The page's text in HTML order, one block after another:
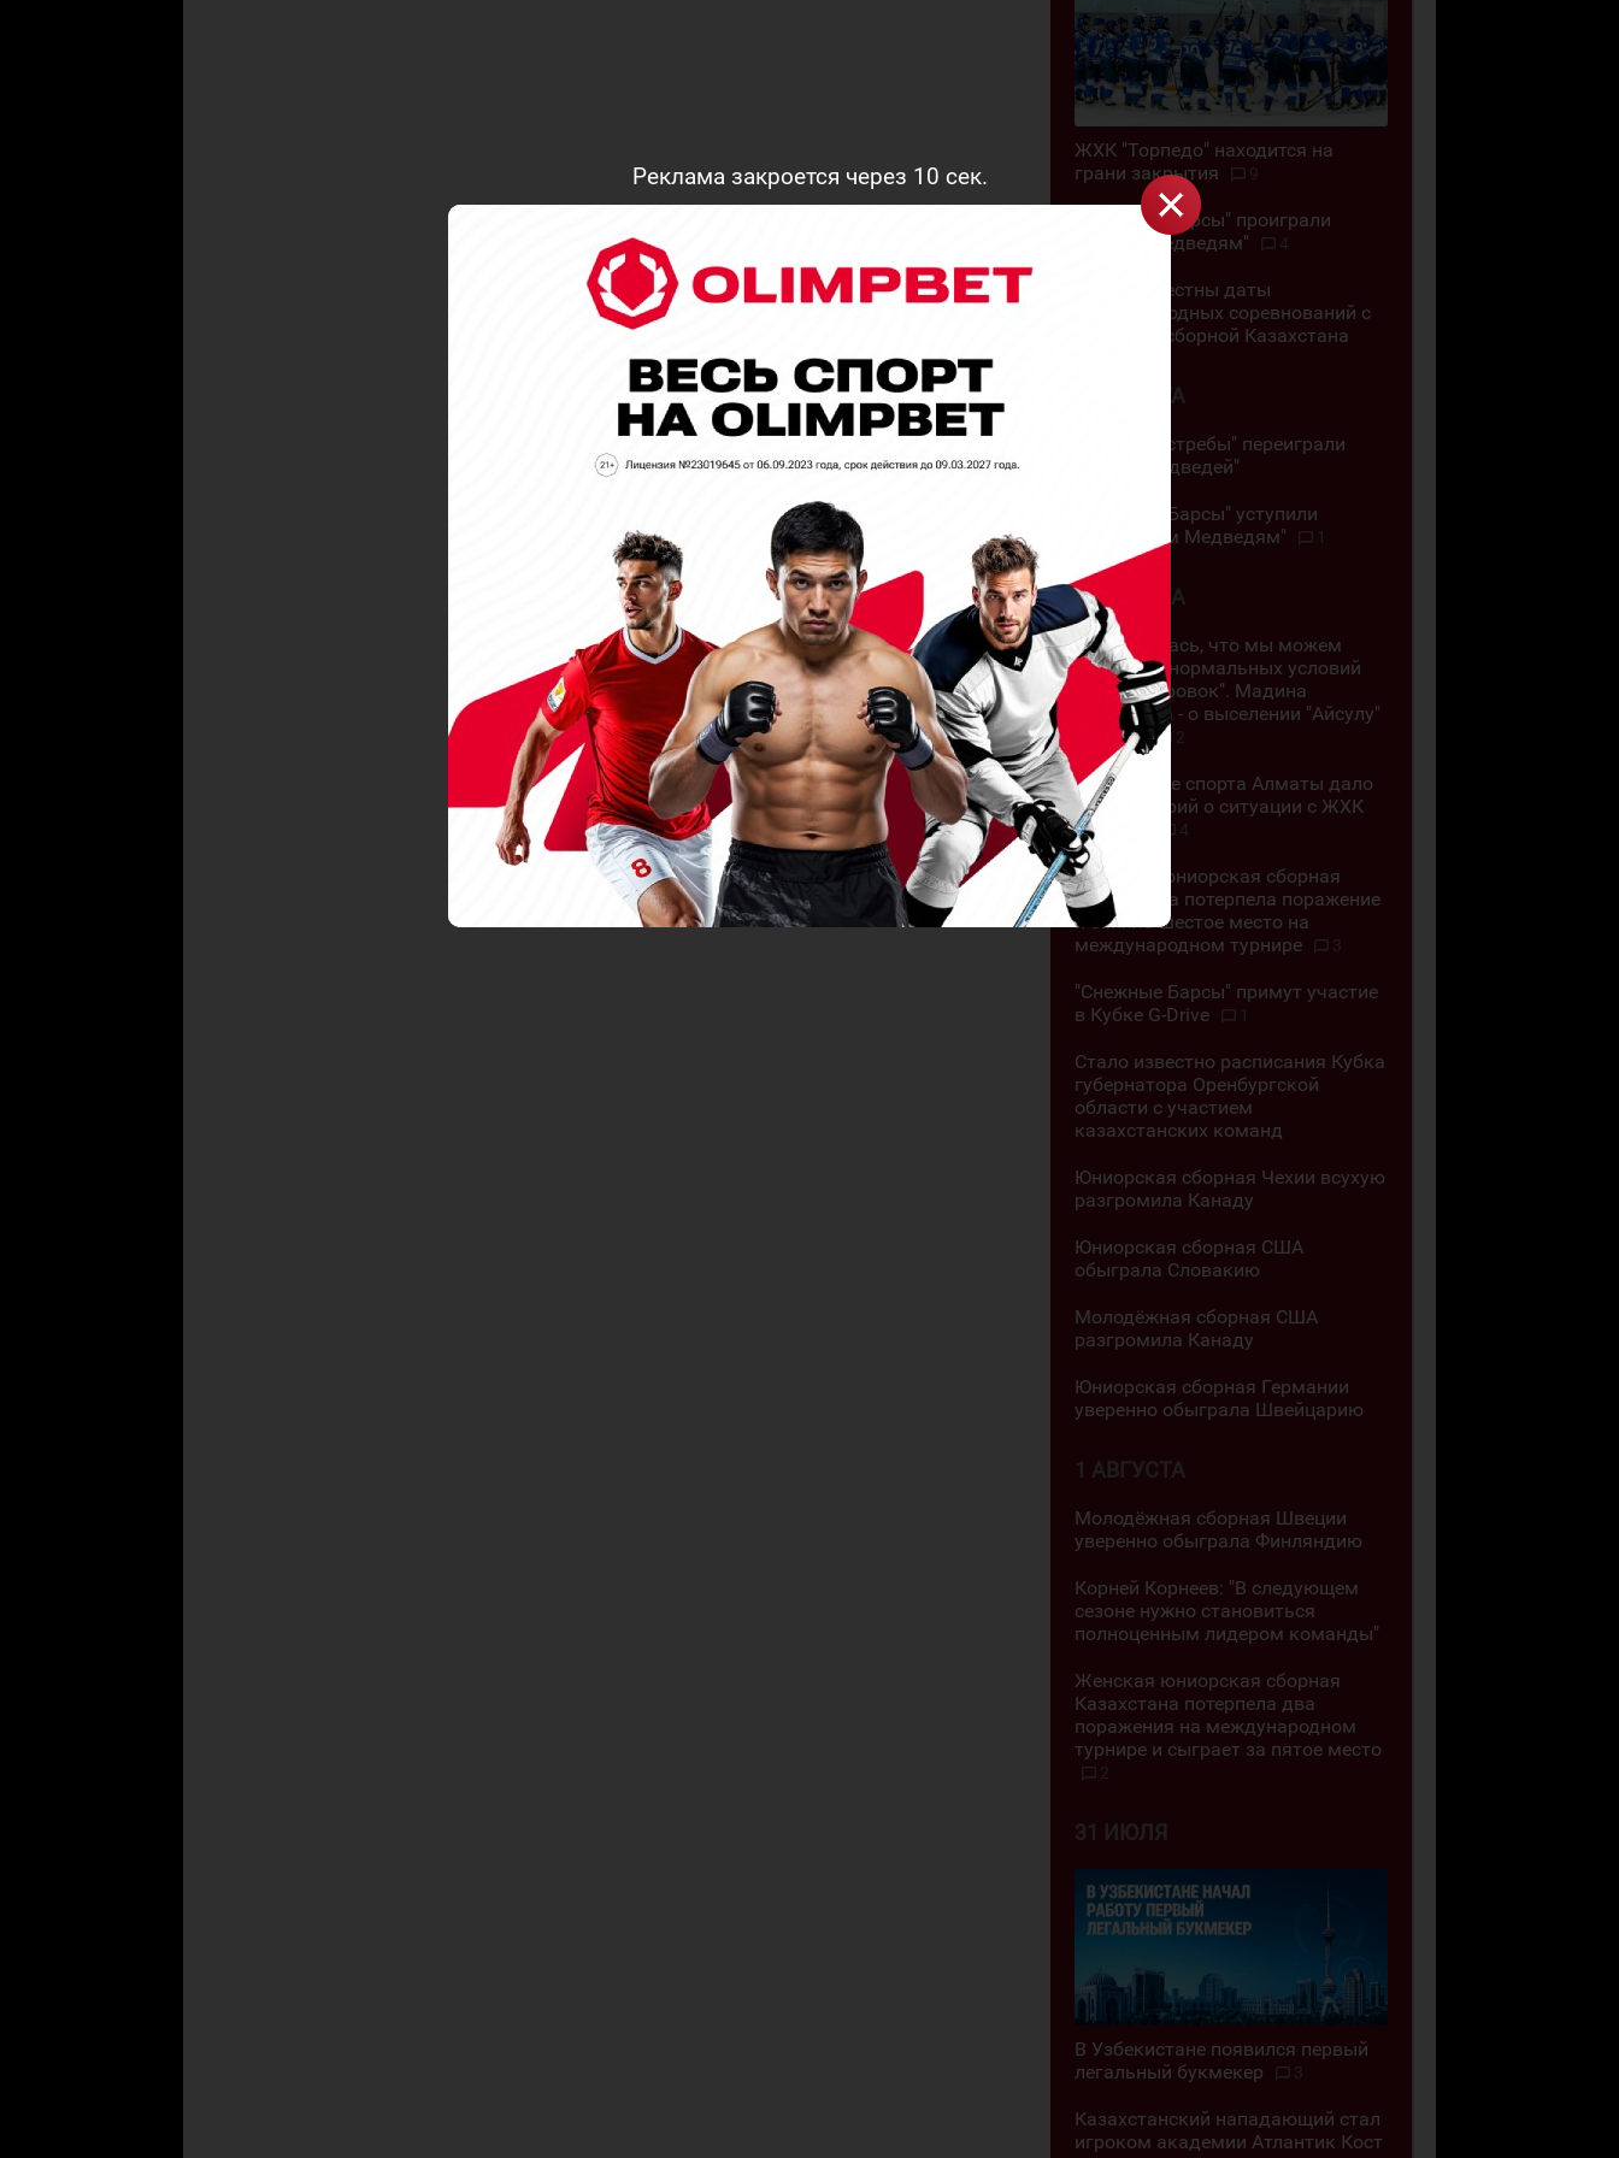
Реклама закроется через9сек.
ЖХК "Торпедо" находится на
грани закрытия
9
"Снежные Барсы" проиграли
"Белым Медведям"
4
Стали известны даты
международных соревнований с
участием сборной Казахстана
3 АВГУСТА
"Омские Ястребы" переиграли
"Белых Медведей"
"Снежные Барсы" уступили
"Кузнецким Медведям"
1
2 АВГУСТА
"Я испугалась, что мы можем
лишиться нормальных условий
для тренировок". Мадина
Турсынова - о выселении "Айсулу"
с арены
2
Управление спорта Алматы дало
комментарий о ситуации с ЖХК
"Айсулу"
4
Женская юниорская сборная
Казахстана потерпела поражение
и заняла шестое место на
международном турнире
3
"Снежные Барсы" примут участие
в Кубке G-Drive
1
Стало известно расписания Кубка
губернатора Оренбургской
области с участием
казахстанских команд
Юниорская сборная Чехии всухую
разгромила Канаду
Юниорская сборная США
обыграла Словакию
Молодёжная сборная США
разгромила Канаду
Юниорская сборная Германии
уверенно обыграла Швейцарию
1 АВГУСТА
Молодёжная сборная Швеции
уверенно обыграла Финляндию
Корней Корнеев: "В следующем
сезоне нужно становиться
полноценным лидером команды"
Женская юниорская сборная
Казахстана потерпела два
поражения на международном
турнире и сыграет за пятое место
2
31 ИЮЛЯ
В Узбекистане появился первый
легальный букмекер
3
Казахстанский нападающий стал
игроком академии Атлантик Кост